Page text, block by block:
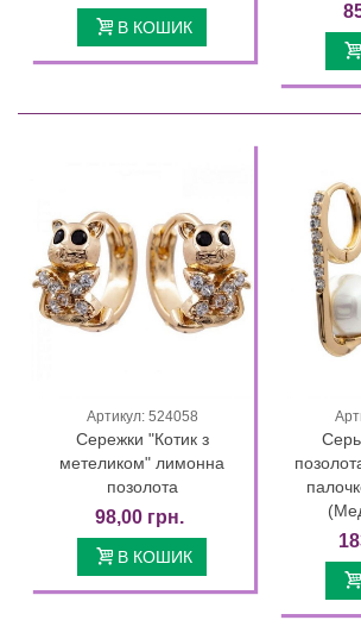
В КОШИК
Артикул: 524058
Сережки "Котик з
метеликом" лимонна
позолота
98,00 грн.
В КОШИК